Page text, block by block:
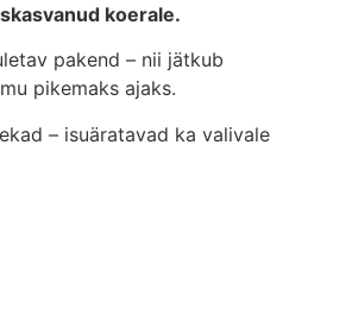
koerale.
pakend – nii jätkub
pikemaks ajaks.
– isuäratavad ka valivale